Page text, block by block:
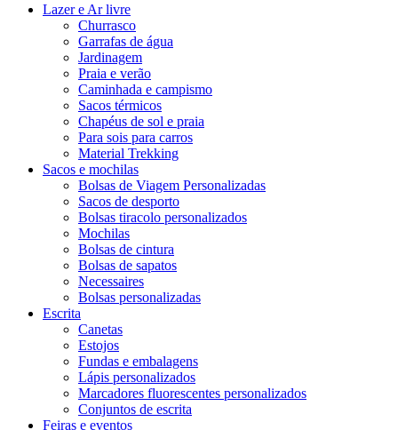
Lazer e Ar livre
Churrasco
Garrafas de água
Jardinagem
Praia e verão
Caminhada e campismo
Sacos térmicos
Chapéus de sol e praia
Para sois para carros
Material Trekking
Sacos e mochilas
Bolsas de Viagem Personalizadas
Sacos de desporto
Bolsas tiracolo personalizados
Mochilas
Bolsas de cintura
Bolsas de sapatos
Necessaires
Bolsas personalizadas
Escrita
Canetas
Estojos
Fundas e embalagens
Lápis personalizados
Marcadores fluorescentes personalizados
Conjuntos de escrita
Feiras e eventos